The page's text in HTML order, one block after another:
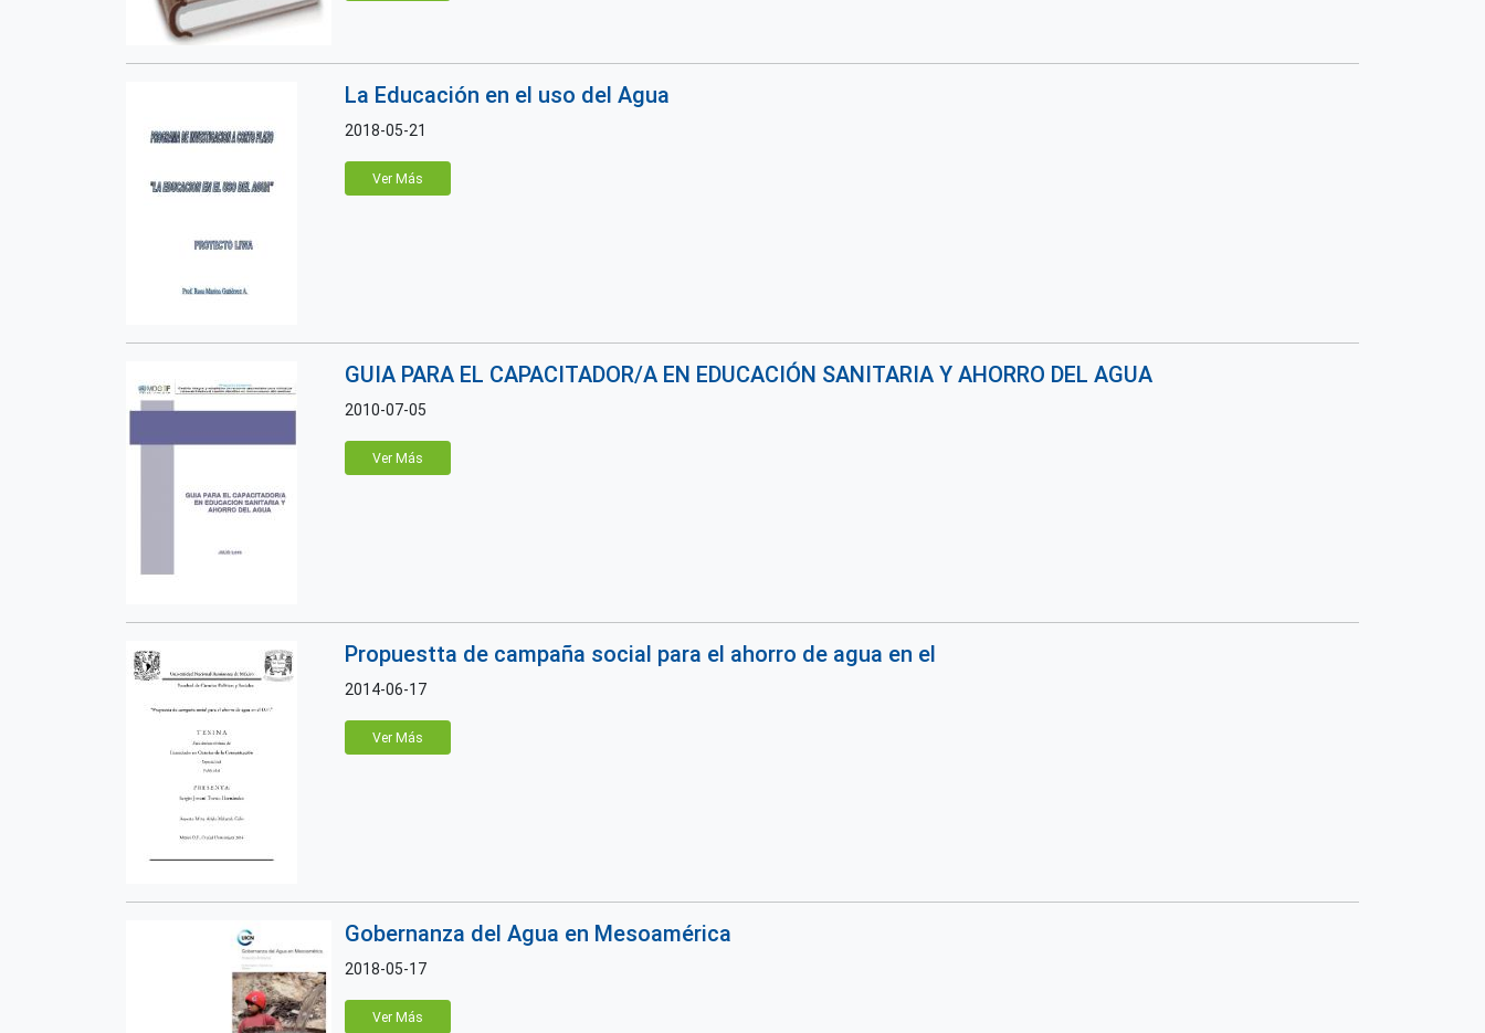
La Educación en el uso del Agua
2018-05-21
Ver Más
GUIA PARA EL CAPACITADOR/A EN EDUCACIÓN SANITARIA Y AHORRO DEL AGUA
2010-07-05
Ver Más
Propuestta de campaña social para el ahorro de agua en el
2014-06-17
Ver Más
Gobernanza del Agua en Mesoamérica
2018-05-17
Ver Más